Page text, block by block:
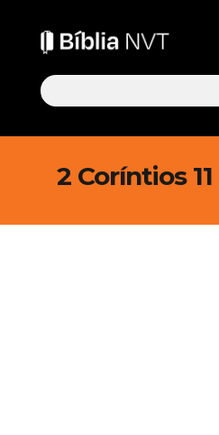
2 Coríntios 11